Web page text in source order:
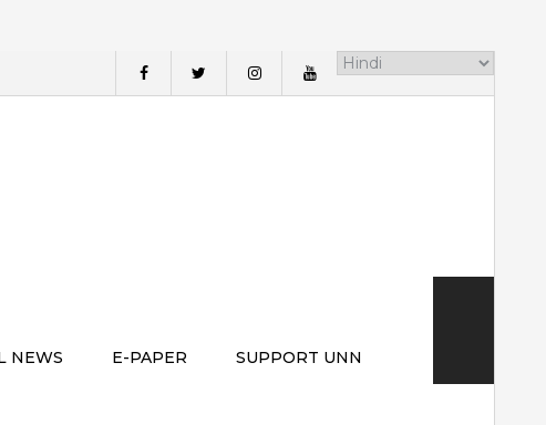
NEWS E-PAPER SUPPORT UNN